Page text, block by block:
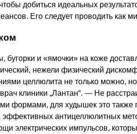
добиться идеальных
Его следует проводить как
бугорки и «ямочки» на коже
нежели физический
целлюлита не только можно,
клиники „Лантан“. — Не
формами, для худышек это также
эффективных антицеллюлитных
электрических импульсов,